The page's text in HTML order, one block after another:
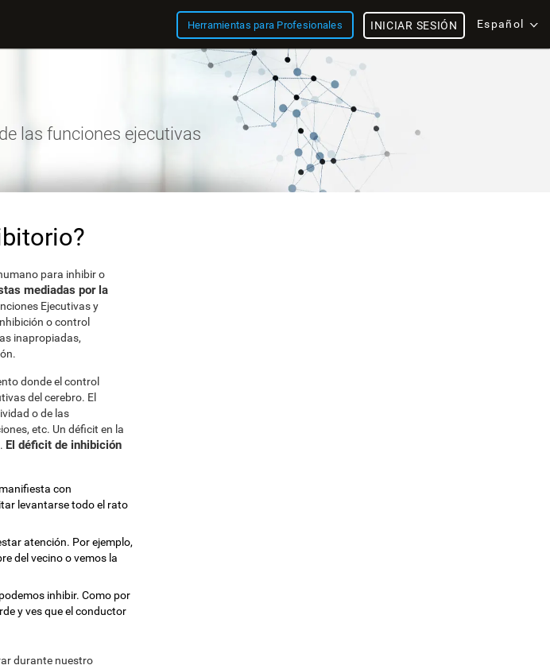
Herramientas para Profesionales Español
INICIAR SESIÓN
las funciones ejecutivas
para inhibir o
mediadas por la
Ejecutivas y
o control
inapropiadas,
donde el control
del cerebro. El
o de las
etc. Un déficit en la
El déficit de inhibición
con
levantarse todo el rato
atención. Por ejemplo,
del vecino o vemos la
inhibir. Como por
y ves que el conductor
durante nuestro